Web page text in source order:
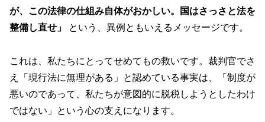
が、この法律の仕組み自体がおかしい。国はさっさと法を
整備し直せ」
という、異例ともいえるメッセージです。
これは、私たちにとってせめてもの救いです。裁判官でさ
え「現行法に無理がある」と認めている事実は、「制度が
悪いのであって、私たちが意図的に脱税しようとしたわけ
ではない」という心の支えになります。